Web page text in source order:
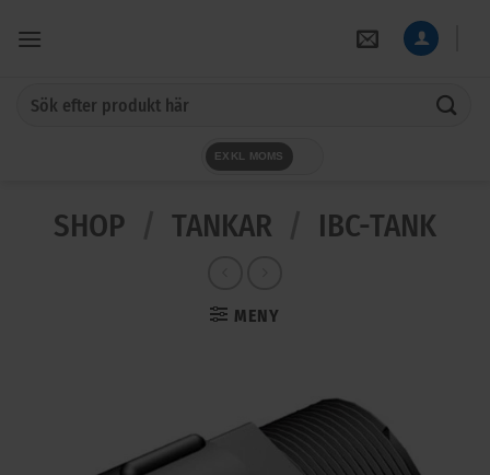
EXKL MOMS
SHOP TANKAR IBC-TANK
MENY